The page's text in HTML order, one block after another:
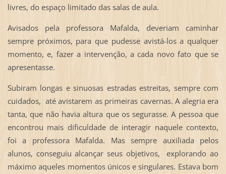
livres, do espaço limitado das salas de aula.
Avisados pela professora Mafalda, deveriam caminhar
sempre próximos, para que pudesse avistá-los a qualquer
momento, e, fazer a intervenção, a cada novo fato que se
apresentasse.
Subiram longas e sinuosas estradas estreitas, sempre com
cuidados, até avistarem as primeiras cavernas. A alegria era
tanta, que não havia altura que os segurasse. A pessoa que
encontrou mais dificuldade de interagir naquele contexto,
foi a professora Mafalda. Mas sempre auxiliada pelos
alunos, conseguiu alcançar seus objetivos, explorando ao
máximo aqueles momentos únicos e singulares. Estava bom